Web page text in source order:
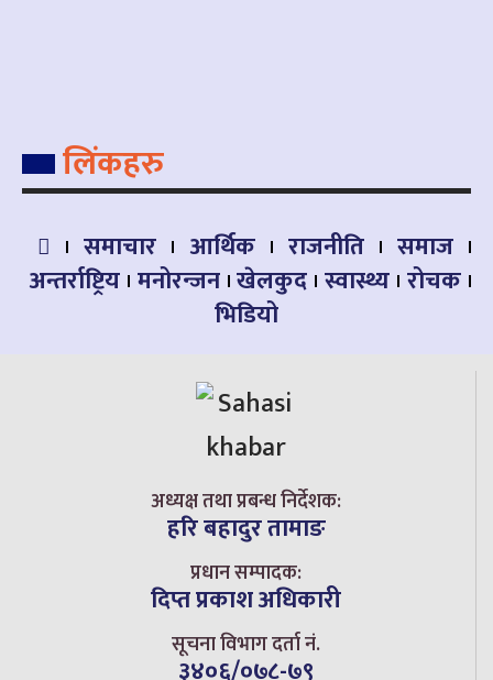
लिंकहरु
समाचार आर्थिक राजनीति
समाज
अन्तर्राष्ट्रिय मनोरन्जन खेलकुद स्वास्थ्य रोचक
भिडियो
अध्यक्ष तथा प्रबन्ध निर्देशक:
हरि बहादुर तामाङ
प्रधान सम्पादक:
दिप्त प्रकाश अधिकारी
सूचना विभाग दर्ता नं.
३४०६/०७८-७९